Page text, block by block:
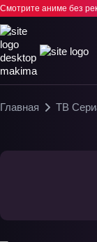
Смотрите аниме без
Главная ТВ